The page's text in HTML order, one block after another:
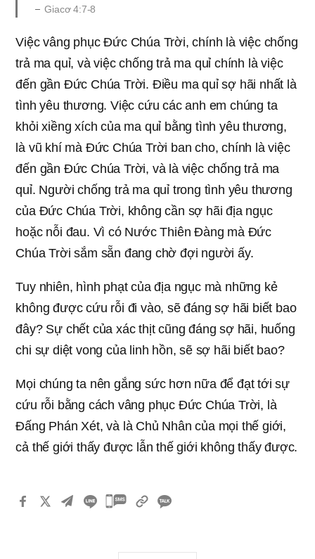
Giacơ 4:7-8
Việc vâng phục Đức Chúa Trời, chính là việc chống
trả ma quỉ, và việc chống trả ma quỉ chính là việc
đến gần Đức Chúa Trời. Điều ma quỉ sợ hãi nhất là
tình yêu thương. Việc cứu các anh em chúng ta
khỏi xiềng xích của ma quỉ bằng tình yêu thương,
là vũ khí mà Đức Chúa Trời ban cho, chính là việc
đến gần Đức Chúa Trời, và là việc chống trả ma
quỉ. Người chống trả ma quỉ trong tình yêu thương
của Đức Chúa Trời, không cần sợ hãi địa ngục
hoặc nỗi đau. Vì có Nước Thiên Đàng mà Đức
Chúa Trời sắm sẵn đang chờ đợi người ấy.
Tuy nhiên, hình phạt của địa ngục mà những kẻ
không được cứu rỗi đi vào, sẽ đáng sợ hãi biết bao
đây? Sự chết của xác thịt cũng đáng sợ hãi, huống
chi sự diệt vong của linh hồn, sẽ sợ hãi biết bao?
Mọi chúng ta nên gắng sức hơn nữa để đạt tới sự
cứu rỗi bằng cách vâng phục Đức Chúa Trời, là
Đấng Phán Xét, và là Chủ Nhân của mọi thế giới,
cả thế giới thấy được lẫn thế giới không thấy được.
카
톡